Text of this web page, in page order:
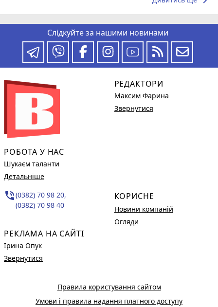
Слідкуйте за нашими новинами
РОБОТА У НАС
Шукаєм таланти
Детальніше
phone_in_talk(0382) 70 98 20,
(0382) 70 98 40
РЕКЛАМА НА САЙТІ
Ірина Опук
Звернутися
РЕДАКТОРИ
Максим Фарина
Звернутися
КОРИСНЕ
Новини компаній
Огляди
Правила користування сайтом
Умови і правила надання платного доступу